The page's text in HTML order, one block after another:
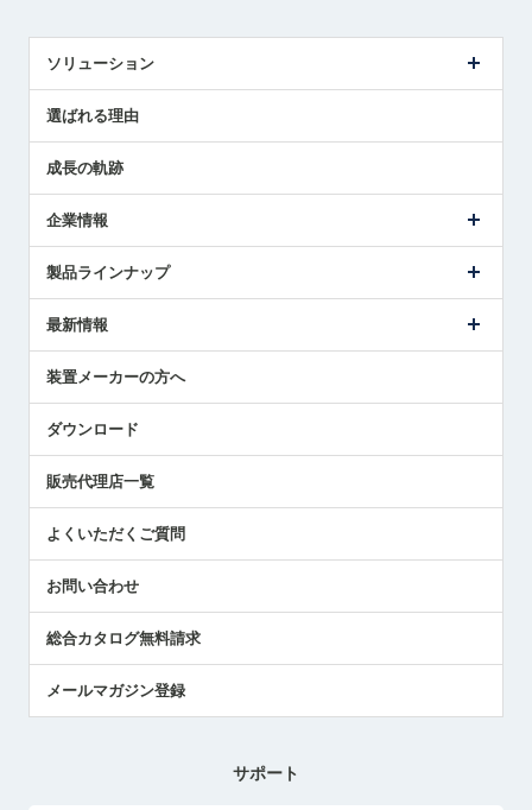
ソリューション
解決策提案
選ばれる理由
成長の軌跡
企業情報
ごあいさつ
受賞履歴
採用情報
国/地域/言語
製品ラインナップ
ツールセッタ製品
エアマイクロセンサ製品
最新情報
メトロールの技術
社員ブログ
中小企業のBCP地震対策
センサのテクニカルガイド
社長ブログ
装置メーカーの方へ
ダウンロード
販売代理店一覧
よくいただくご質問
お問い合わせ
総合カタログ無料請求
メールマガジン登録
サポート